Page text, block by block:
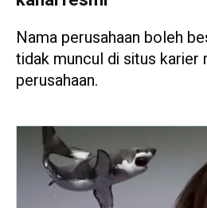
Nama perusahaan boleh
tidak muncul di situs karier
perusahaan.